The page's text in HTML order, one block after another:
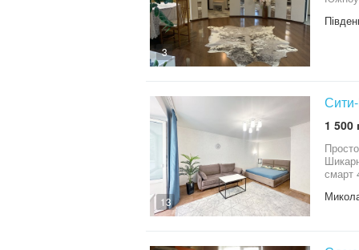
3
13
1 500
смарт